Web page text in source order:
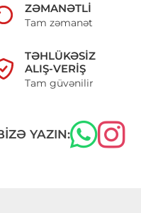
ZƏMANƏTLI
Tam zəmanət
TƏHLÜKƏSIZ
ALIŞ-VERIŞ
Tam güvənilir
YAZIN: